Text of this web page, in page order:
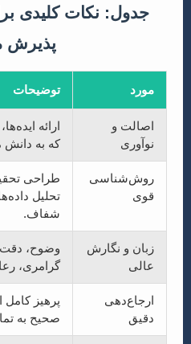
جدول: نکات کلیدی
پذیرش
مورد توضیحات
اصالت و
نوآوری
ارائه
که به دانش
روش‌شناسی
قوی
طراحی
تحلیل
شفاف.
زبان و نگارش
عالی
وضوح،
گرامری،
ارجاع‌دهی
دقیق
پرهیز
صحیح به